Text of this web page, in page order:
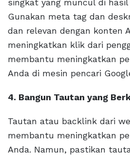
singkat yang muncul di hasil
Gunakan meta tag dan
dan relevan dengan konten
meningkatkan klik dari
membantu meningkatkan
Anda di mesin pencari
4. Bangun Tautan yang
Tautan atau backlink dari
membantu meningkatkan
Anda. Namun, pastikan